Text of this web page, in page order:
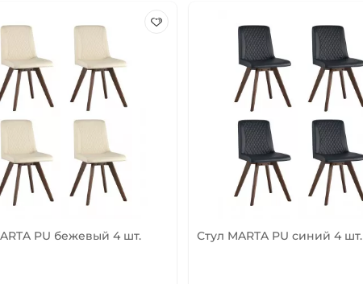
PU бежевый 4 шт. Стул MARTA PU синий 4 шт.